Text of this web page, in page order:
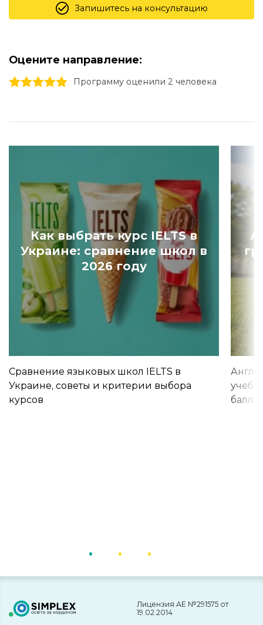
Запишитесь на консультацию
Оцените направление:
5 stars
4 stars
3 stars
2 stars
1 stars Программу оценили 2 человекa
Как выбрать курс IELTS в
Украине: сравнение школ в
2026 году
Сравнение языковых школ IELTS в
Украине, советы и критерии выбора
курсов
учебы
баллы
Лицензия АЕ №291575 от
19.02.2014